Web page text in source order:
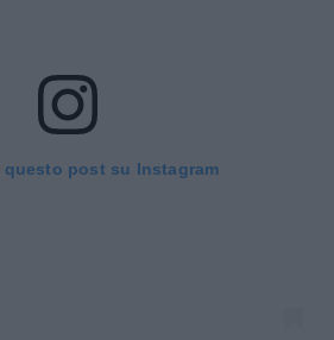
questo post su Instagram